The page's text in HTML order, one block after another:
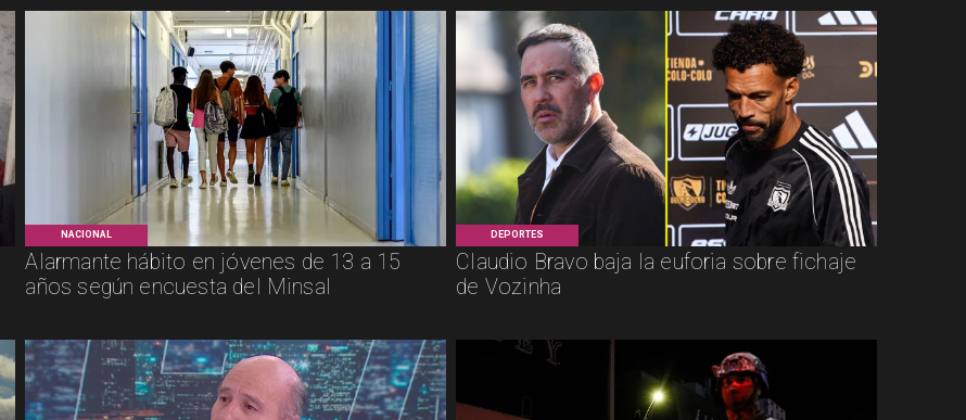
NACIONAL
Alarmante hábito en jóvenes de 13 a 15
años según encuesta del Minsal
DEPORTES
Claudio Bravo baja la euforia sobre fichaje
de Vozinha